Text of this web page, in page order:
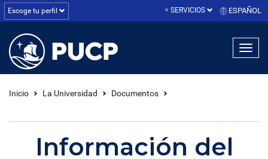
Escoge tu perfil SERVICIOS ESPAÑOL
Inicio La Universidad Documentos
Información del